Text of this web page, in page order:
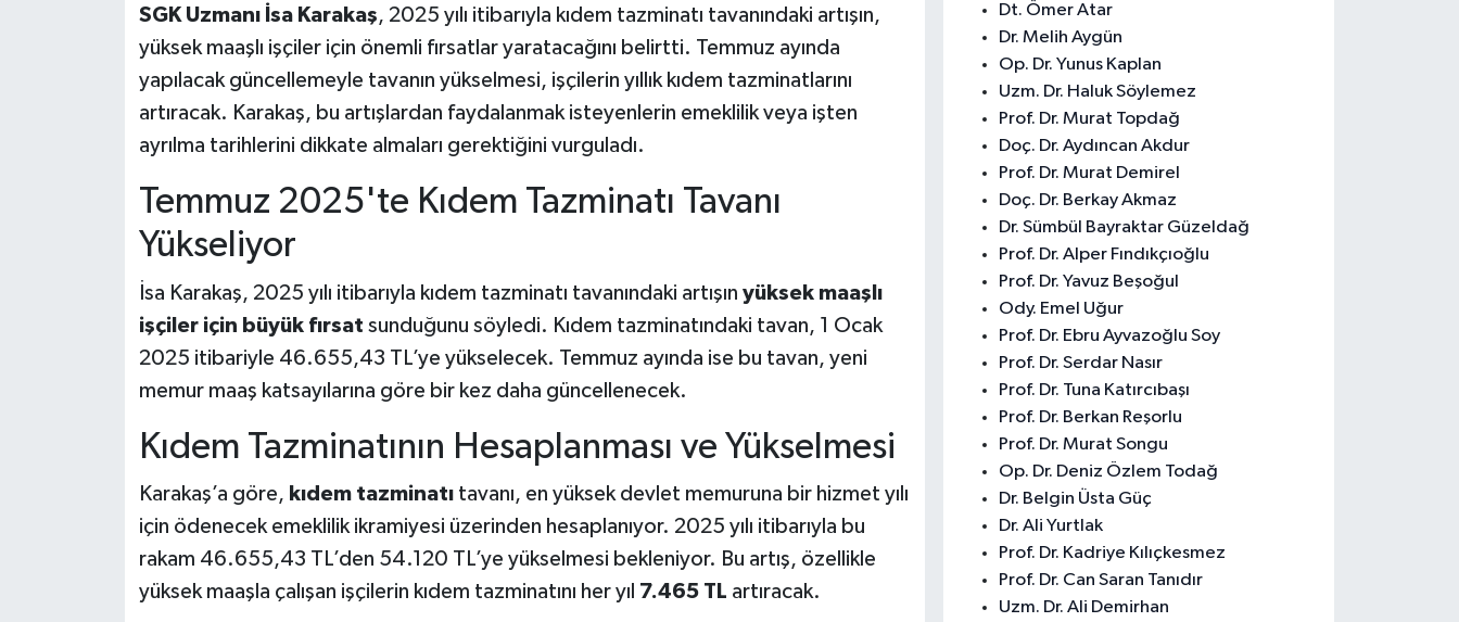
SGK Uzmanı İsa Karakaş, 2025 yılı itibarıyla kıdem tazminatı tavanındaki artışın,
yüksek maaşlı işçiler için önemli fırsatlar yaratacağını belirtti. Temmuz ayında
yapılacak güncellemeyle tavanın yükselmesi, işçilerin yıllık kıdem tazminatlarını
artıracak. Karakaş, bu artışlardan faydalanmak isteyenlerin emeklilik veya işten
ayrılma tarihlerini dikkate almaları gerektiğini vurguladı.
Temmuz 2025'te Kıdem Tazminatı Tavanı
Yükseliyor
İsa Karakaş, 2025 yılı itibarıyla kıdem tazminatı tavanındaki artışın yüksek maaşlı
işçiler için büyük fırsat sunduğunu söyledi. Kıdem tazminatındaki tavan, 1 Ocak
2025 itibariyle 46.655,43 TL’ye yükselecek. Temmuz ayında ise bu tavan, yeni
memur maaş katsayılarına göre bir kez daha güncellenecek.
Kıdem Tazminatının Hesaplanması ve Yükselmesi
Karakaş’a göre, kıdem tazminatıtavanı, en yüksek devlet memuruna bir hizmet yılı
için ödenecek emeklilik ikramiyesi üzerinden hesaplanıyor. 2025 yılı itibarıyla bu
rakam 46.655,43 TL’den 54.120 TL’ye yükselmesi bekleniyor. Bu artış, özellikle
yüksek maaşla çalışan işçilerin kıdem tazminatını her yıl 7.465 TL artıracak.
Dt. Ömer Atar
Dr. Melih Aygün
Op. Dr. Yunus Kaplan
Uzm. Dr. Haluk Söylemez
Prof. Dr. Murat Topdağ
Doç. Dr. Aydıncan Akdur
Prof. Dr. Murat Demirel
Doç. Dr. Berkay Akmaz
Dr. Sümbül Bayraktar Güzeldağ
Prof. Dr. Alper Fındıkçıoğlu
Prof. Dr. Yavuz Beşoğul
Ody. Emel Uğur
Prof. Dr. Ebru Ayvazoğlu Soy
Prof. Dr. Serdar Nasır
Prof. Dr. Tuna Katırcıbaşı
Prof. Dr. Berkan Reşorlu
Prof. Dr. Murat Songu
Op. Dr. Deniz Özlem Todağ
Dr. Belgin Üsta Güç
Dr. Ali Yurtlak
Prof. Dr. Kadriye Kılıçkesmez
Prof. Dr. Can Saran Tanıdır
Uzm. Dr. Ali Demirhan